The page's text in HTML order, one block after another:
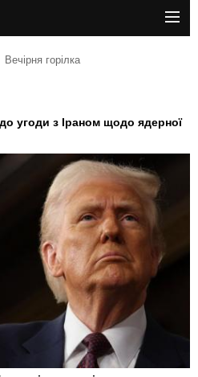
Вечірня горілка
угоди з Іраном щодо ядерної